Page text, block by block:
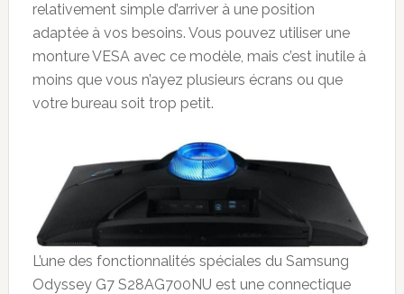
relativement simple d’arriver à une position
adaptée à vos besoins. Vous pouvez utiliser une
monture VESA avec ce modèle, mais c’est inutile à
moins que vous n’ayez plusieurs écrans ou que
votre bureau soit trop petit.
L’une des fonctionnalités spéciales du Samsung
Odyssey G7 S28AG700NU est une connectique